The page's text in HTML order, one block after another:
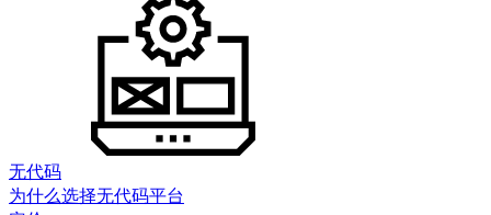
无代码
为什么选择无代码平台